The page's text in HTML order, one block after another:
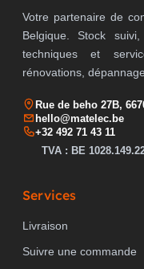
Votre partenaire de
Belgique. Stock
techniques et
rénovations,
Rue de beho 27B,
hello@matelec.be
+32 492 71 43 11
TVA : BE
Services
Livraison
Suivre une commande